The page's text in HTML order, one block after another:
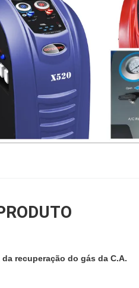
recuperação do gás da C.A.